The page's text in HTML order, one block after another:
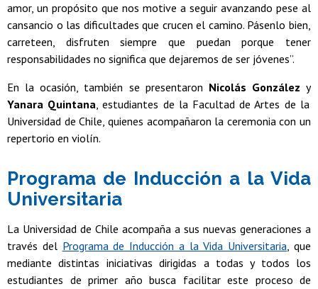
amor, un propósito que nos motive a seguir avanzando pese al
cansancio o las dificultades que crucen el camino. Pásenlo bien,
carreteen, disfruten siempre que puedan porque tener
responsabilidades no significa que dejaremos de ser jóvenes”.
En la ocasión, también se presentaron Nicolás González y
Yanara Quintana, estudiantes de la Facultad de Artes de la
Universidad de Chile, quienes acompañaron la ceremonia con un
repertorio en violín.
Programa de Inducción a la Vida
Universitaria
La Universidad de Chile acompaña a sus nuevas generaciones a
través del Programa de Inducción a la Vida Universitaria, que
mediante distintas iniciativas dirigidas a todas y todos los
estudiantes de primer año busca facilitar este proceso de